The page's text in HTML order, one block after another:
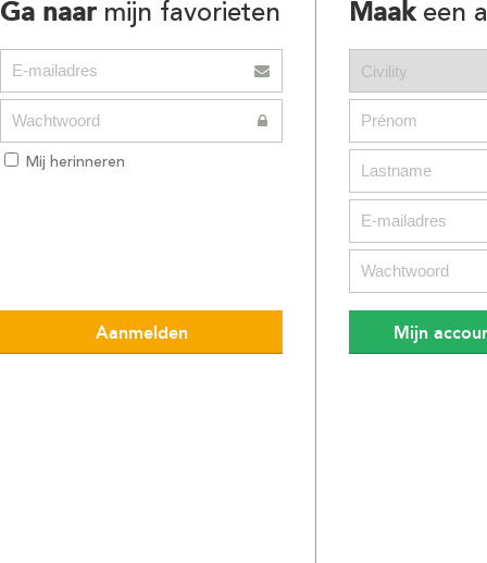
Ga naarmijn favorieten
Mij herinneren
Maakeen